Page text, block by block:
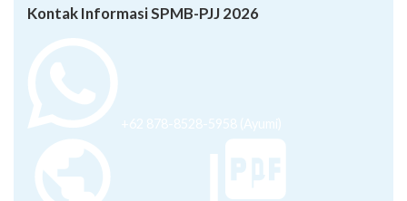
Kontak Informasi SPMB-PJJ 2026
+62 878-8528-5958 (Ayumi)